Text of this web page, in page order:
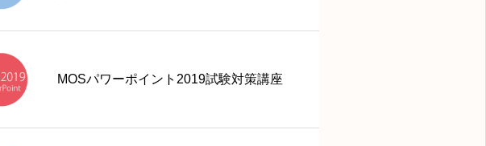
MOSパワーポイント2019試験対策講座